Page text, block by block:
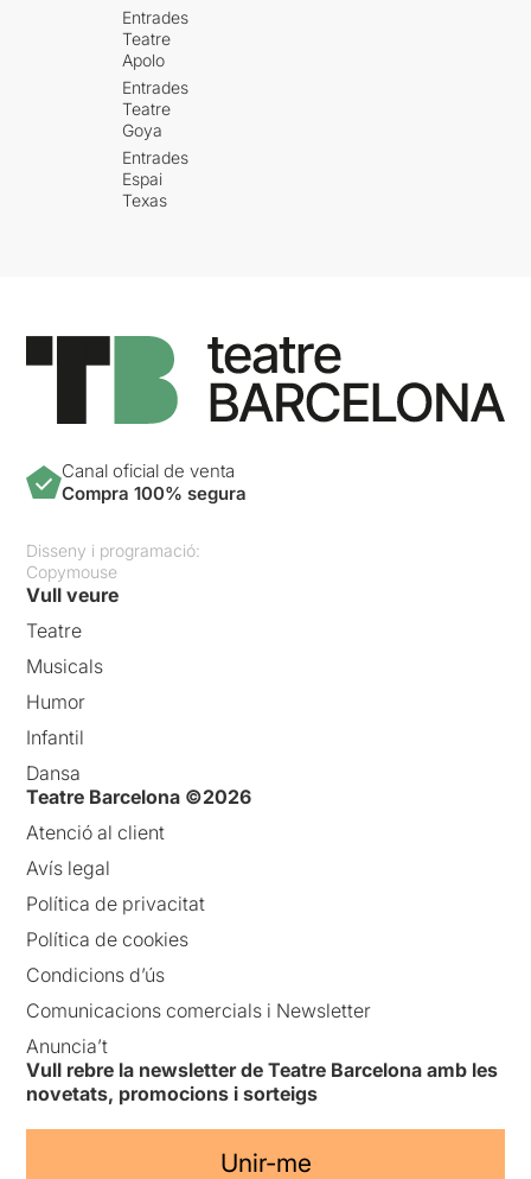
Entrades
Teatre
Apolo
Entrades
Teatre
Goya
Entrades
Espai
Texas
Canal oficial de venta
Compra 100% segura
Disseny i programació:
Copymouse
Vull veure
Teatre
Musicals
Humor
Infantil
Dansa
Teatre Barcelona ©2026
Atenció al client
Avís legal
Política de privacitat
Política de cookies
Condicions d’ús
Comunicacions comercials i Newsletter
Anuncia’t
Vull rebre la newsletter de Teatre Barcelona amb les
novetats, promocions i sorteigs
Unir-me